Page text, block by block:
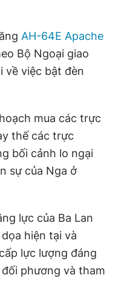
Tòa soạn Chính sách bảo
cấp ngày 24.3.2020
Thanh Niên. Cấm sao
sự chấp thuận bằng văn
JSC.
AH-64E Apache
Bộ Ngoại giao
về việc bật đèn
mua các trực
thế các trực
bối cảnh lo ngại
sự của Nga ở
lực của Ba Lan
hiện tại và
lực lượng đáng
phương và tham